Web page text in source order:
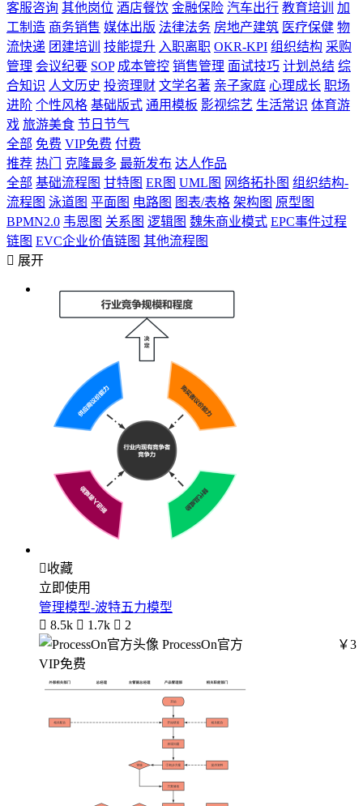
客服咨询 其他岗位 酒店餐饮 金融保险 汽车出行 教育培训
加
工制造 商务销售 媒体出版 法律法务 房地产建筑 医疗保健 物
流快递 团建培训 技能提升 入职离职 OKR-KPI 组织结构 采购
管理 会议纪要 SOP 成本管控 销售管理 面试技巧 计划总结 综
合知识 人文历史 投资理财 文学名著 亲子家庭 心理成长 职场
进阶 个性风格 基础版式 通用模板 影视综艺 生活常识 体育游
戏 旅游美食 节日节气
全部 免费 VIP免费 付费
推荐 热门 克隆最多 最新发布 达人作品
全部 基础流程图 甘特图 ER图 UML图 网络拓扑图 组织结构-
流程图 泳道图 平面图 电路图 图表/表格 架构图 原型图
BPMN2.0 韦恩图 关系图 逻辑图 魏朱商业模式 EPC事件过程
链图 EVC企业价值链图 其他流程图
 展开
收藏
立即使用
管理模型-波特五力模型
 8.5k  1.7k  2
ProcessOn官方
￥3
VIP免费